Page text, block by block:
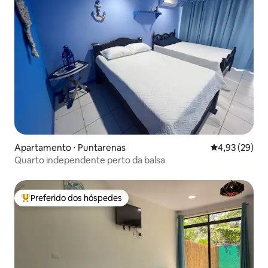
Apartamento ⋅ Puntarenas 4,93 de uma
4,93 (29)
Quarto independente perto da balsa
Entre os melhores preferidos dos hóspedes
Preferido dos hóspedes